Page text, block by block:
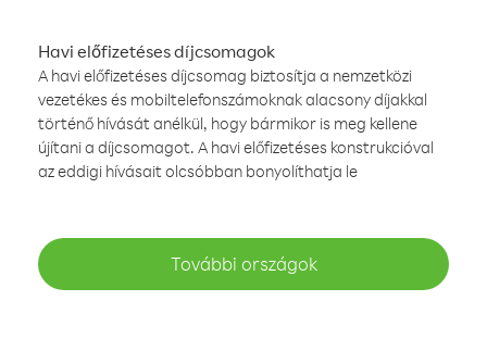
Havi előfizetéses díjcsomagok
A havi előfizetéses díjcsomag biztosítja a nemzetközi
vezetékes és mobiltelefonszámoknak alacsony díjakkal
történő hívását anélkül, hogy bármikor is meg kellene
újítani a díjcsomagot. A havi előfizetéses konstrukcióval
az eddigi hívásait olcsóbban bonyolíthatja le
További országok